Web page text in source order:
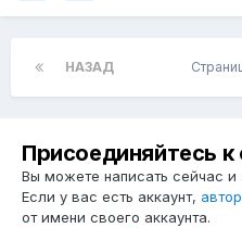
НАЗАД
Присоединяйтесь
Вы можете написать сейчас и
Если у вас есть аккаунт,
от имени своего аккаунта.